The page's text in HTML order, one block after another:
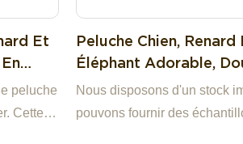
Et
peluche
Cette
Peluche Chien, Renard
Éléphant Adorable,
Confortable, En Gros,
Enfants.
Nous disposons d'un stock
pouvons fournir des